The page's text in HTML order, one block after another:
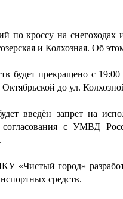
по кроссу на
и Колхозная. Об
будет прекращено с
Октябрьской до ул.
введён запрет на
согласования с
«Чистый город»
средств.